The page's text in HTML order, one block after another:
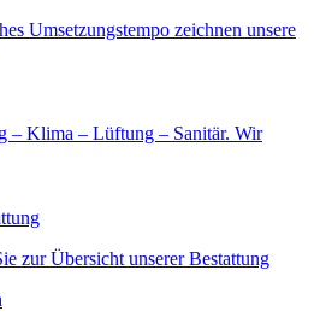
Umsetzungstempo zeichnen unsere
– Klima – Lüftung – Sanitär. Wir
zur Übersicht unserer Bestattung